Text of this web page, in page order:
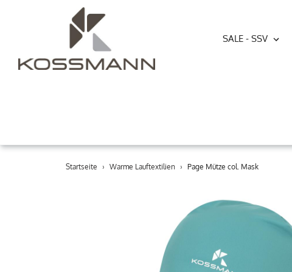
SALE - SSV
Startseite › Warme Lauftextilien › Page Mütze col. Mask